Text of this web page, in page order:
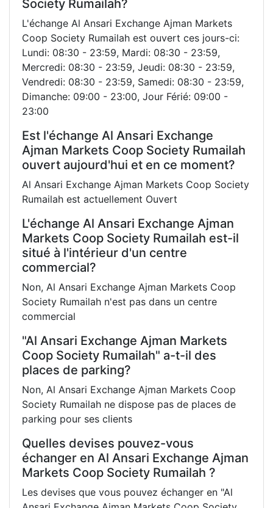
Society Rumailah?
L'échange Al Ansari Exchange Ajman Markets
Coop Society Rumailah est ouvert ces jours-ci:
Lundi: 08:30 - 23:59, Mardi: 08:30 - 23:59,
Mercredi: 08:30 - 23:59, Jeudi: 08:30 - 23:59,
Vendredi: 08:30 - 23:59, Samedi: 08:30 - 23:59,
Dimanche: 09:00 - 23:00, Jour Férié: 09:00 -
23:00
Est l'échange Al Ansari Exchange
Ajman Markets Coop Society Rumailah
ouvert aujourd'hui et en ce moment?
Al Ansari Exchange Ajman Markets Coop Society
Rumailah est actuellement Ouvert
L'échange Al Ansari Exchange Ajman
Markets Coop Society Rumailah est-il
situé à l'intérieur d'un centre
commercial?
Non, Al Ansari Exchange Ajman Markets Coop
Society Rumailah n'est pas dans un centre
commercial
"Al Ansari Exchange Ajman Markets
Coop Society Rumailah" a-t-il des
places de parking?
Non, Al Ansari Exchange Ajman Markets Coop
Society Rumailah ne dispose pas de places de
parking pour ses clients
Quelles devises pouvez-vous
échanger en Al Ansari Exchange Ajman
Markets Coop Society Rumailah ?
Les devises que vous pouvez échanger en "Al